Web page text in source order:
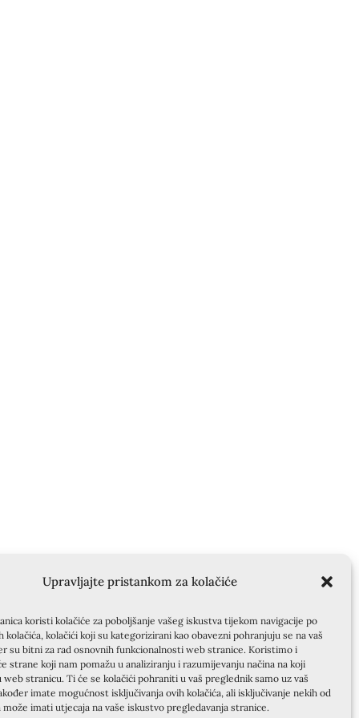
Upravljajte pristankom za kolačiće
koristi kolačiće za poboljšanje vašeg iskustva tijekom navigacije po
kolačića, kolačići koji su kategorizirani kao obavezni pohranjuju se na vaš
su bitni za rad osnovnih funkcionalnosti web stranice. Koristimo i
strane koji nam pomažu u analiziranju i razumijevanju načina na koji
stranicu. Ti će se kolačići pohraniti u vaš preglednik samo uz vaš
imate mogućnost isključivanja ovih kolačića, ali isključivanje nekih od
može imati utjecaja na vaše iskustvo pregledavanja stranice.